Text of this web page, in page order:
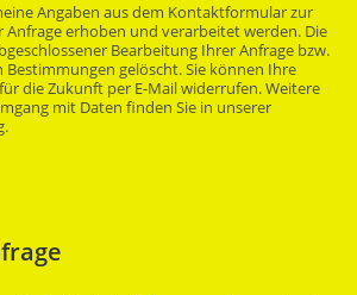
Angaben aus dem Kontaktformular zur
erhoben und verarbeitet werden. Die
Bearbeitung Ihrer Anfrage bzw.
Bestimmungen gelöscht. Sie können Ihre
die Zukunft per E-Mail widerrufen. Weitere
mit Daten finden Sie in unserer